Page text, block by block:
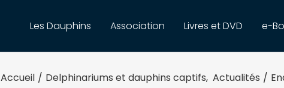
Les Dauphins Association Livres et DVD e-
Accueil / Delphinariums et dauphins captifs, Actualités /